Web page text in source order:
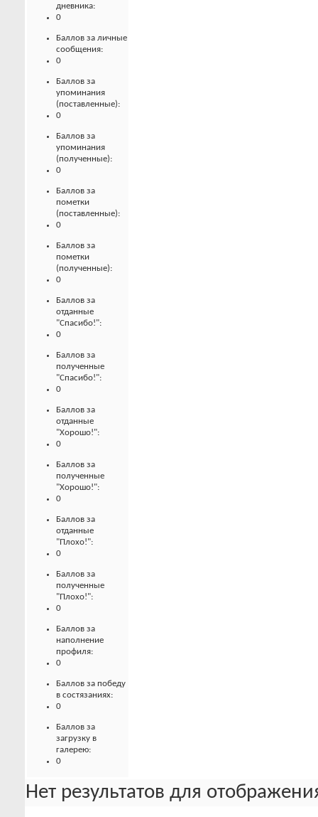
дневника:
0
Баллов за личные
сообщения:
0
Баллов за
упоминания
(поставленные):
0
Баллов за
упоминания
(полученные):
0
Баллов за
пометки
(поставленные):
0
Баллов за
пометки
(полученные):
0
Баллов за
отданные
"Спасибо!":
0
Баллов за
полученные
"Спасибо!":
0
Баллов за
отданные
"Хорошо!":
0
Баллов за
полученные
"Хорошо!":
0
Баллов за
отданные
"Плохо!":
0
Баллов за
полученные
"Плохо!":
0
Баллов за
наполнение
профиля:
0
Баллов за победу
в состязаниях:
0
Баллов за
загрузку в
галерею:
0
Нет результатов для